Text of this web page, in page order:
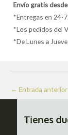
Envío gratis
*Entregas en 24-
*Los pedidos del
*De Lunes a
Navegación
de
← Entrada anterior
Tienes